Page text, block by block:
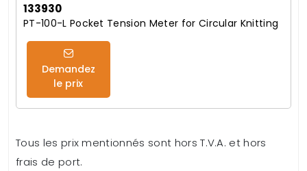
133930
PT-100-L Pocket Tension Meter for Circular Knitting
Demandez
le prix
Tous les prix mentionnés sont hors T.V.A. et hors
frais de port.